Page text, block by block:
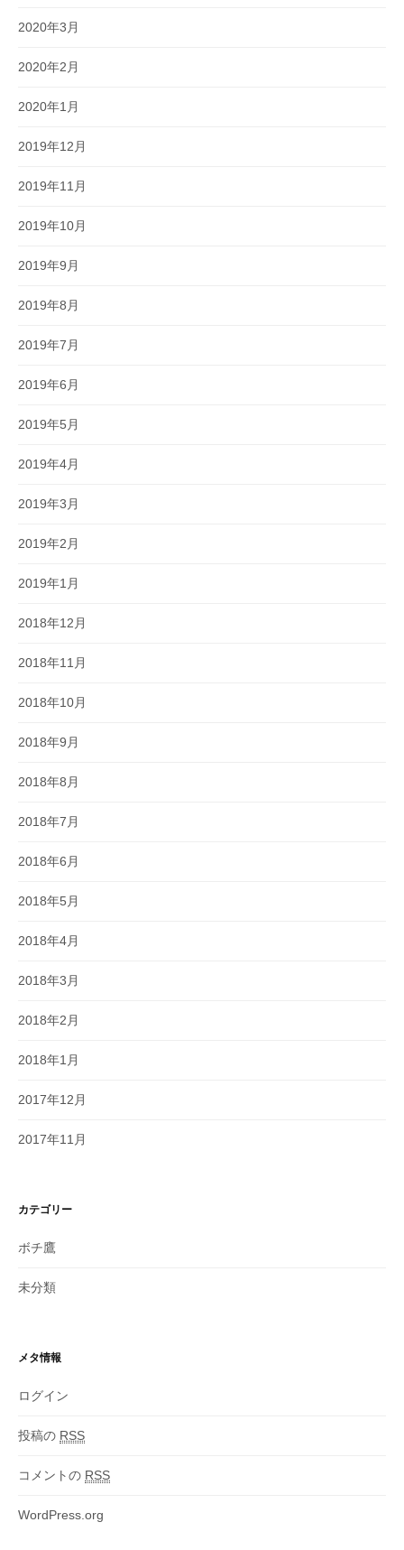
2020年3月
2020年2月
2020年1月
2019年12月
2019年11月
2019年10月
2019年9月
2019年8月
2019年7月
2019年6月
2019年5月
2019年4月
2019年3月
2019年2月
2019年1月
2018年12月
2018年11月
2018年10月
2018年9月
2018年8月
2018年7月
2018年6月
2018年5月
2018年4月
2018年3月
2018年2月
2018年1月
2017年12月
2017年11月
カテゴリー
ボチ鷹
未分類
メタ情報
ログイン
投稿の RSS
コメントの RSS
WordPress.org